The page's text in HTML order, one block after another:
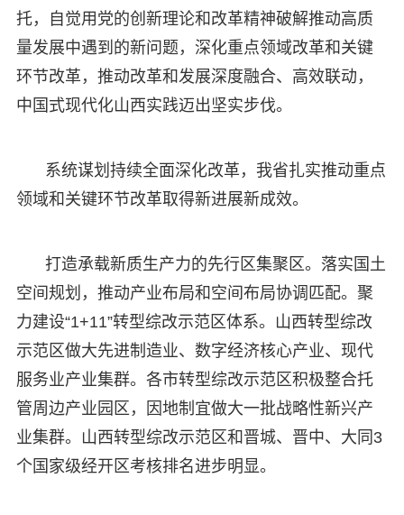
托，自觉用党的创新理论和改革精神破解推动高质
量发展中遇到的新问题，深化重点领域改革和关键
环节改革，推动改革和发展深度融合、高效联动，
中国式现代化山西实践迈出坚实步伐。
系统谋划持续全面深化改革，我省扎实推动重点
领域和关键环节改革取得新进展新成效。
打造承载新质生产力的先行区集聚区。落实国土
空间规划，推动产业布局和空间布局协调匹配。聚
力建设“1+11”转型综改示范区体系。山西转型综改
示范区做大先进制造业、数字经济核心产业、现代
服务业产业集群。各市转型综改示范区积极整合托
管周边产业园区，因地制宜做大一批战略性新兴产
业集群。山西转型综改示范区和晋城、晋中、大同3
个国家级经开区考核排名进步明显。